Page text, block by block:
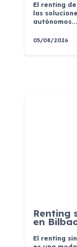
El renting
las
autónomos...
05/08/2026
Renting
en
El renting